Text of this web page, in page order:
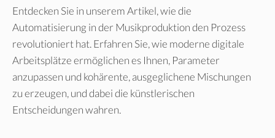
Entdecken Sie in unserem Artikel, wie die
Automatisierung in der Musikproduktion den Prozess
revolutioniert hat. Erfahren Sie, wie moderne digitale
Arbeitsplätze ermöglichen es Ihnen, Parameter
anzupassen und kohärente, ausgeglichene Mischungen
zu erzeugen, und dabei die künstlerischen
Entscheidungen wahren.